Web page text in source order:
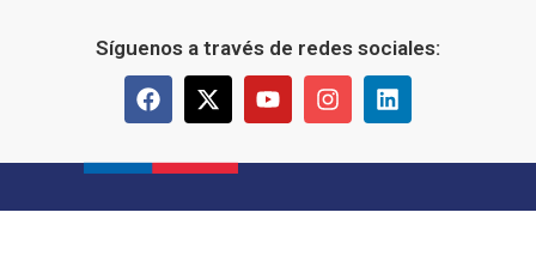
Síguenos a través de redes sociales: